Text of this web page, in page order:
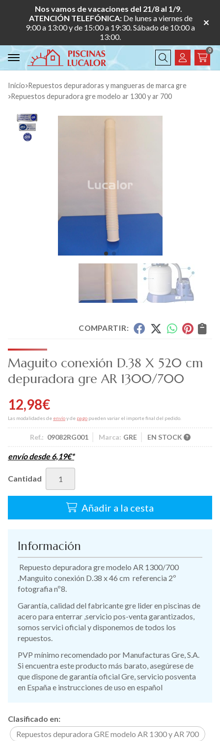
Nos vamos de vacaciones del 21/8 al 1/9.
ATENCIÓN TELEFÓNICA: De lunes a viernes de
9:00 a 13:00 y de 15:00 a 19:30. Sábado de 10:00 a
13:00.
Buscar
0
Inicio
repuestos depuradoras y mangueras de marca gre
repuestos depuradora gre modelo ar 1300 y ar 700
COMPARTIR:
Maguito conexión D.38 X 520 cm
depuradora gre AR 1300/700
12,98€
Las modalidades de envíoy de pago pueden variar el importe final del pedido.
Ref.: 09082RG001 Marca: GRE EN STOCK
envío desde6,19€*
Cantidad
Añadir a la cesta
Información
Repuesto depuradora gre modelo AR 1300/700
.Manguito conexión D.38 x 46 cm referencia 2º
fotografia nº8.
Garantía, calidad del fabricante gre lider en piscinas de
acero para enterrar ,servicio pos-venta garantizados,
somos servici oficial y disponemos de todos los
repuestos.
PVP mínimo recomendado por Manufacturas Gre, S.A.
Si encuentra este producto más barato, asegúrese de
que dispone de garantía oficial Gre, servicio posventa
en España e instrucciones de uso en español
Clasificado en:
Repuestos depuradora GRE modelo AR 1300 y AR 700